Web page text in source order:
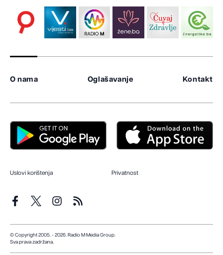
O nama Oglašavanje Kontakt
Uslovi korištenja Privatnost
© Copyright 2005. - 2026. Radio M Media Group.
Sva prava zadržana.